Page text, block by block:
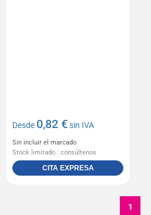
Desde 0,82 €sin IVA
Sin incluir el marcado
Stock limitado : consúltenos
CITA EXPRESA
1